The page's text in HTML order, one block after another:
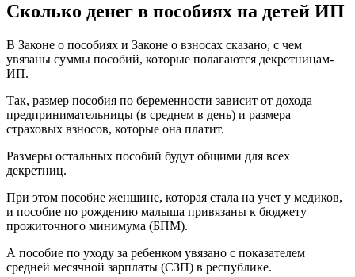
Сколько денег в пособиях на детей ИП
В Законе о пособиях и Законе о взносах сказано, с чем
увязаны суммы пособий, которые полагаются декретницам-
ИП.
Так, размер пособия по беременности зависит от дохода
предпринимательницы (в среднем в день) и размера
страховых взносов, которые она платит.
Размеры остальных пособий будут общими для всех
декретниц.
При этом пособие женщине, которая стала на учет у медиков,
и пособие по рождению малыша привязаны к бюджету
прожиточного минимума (БПМ).
А пособие по уходу за ребенком увязано с показателем
средней месячной зарплаты (СЗП) в республике.